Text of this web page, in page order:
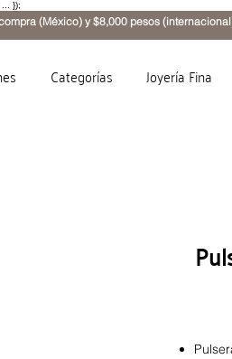
});
(México) y $8,000 pesos
Categorías Joyería Fina